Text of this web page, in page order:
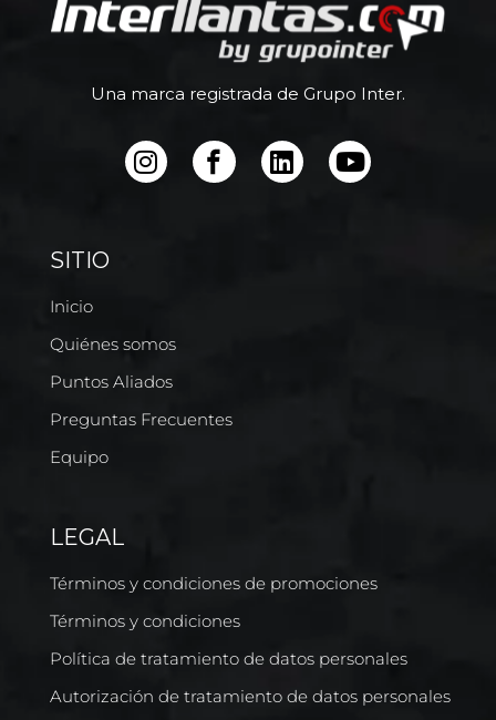
Una marca registrada de Grupo Inter.
SITIO
Inicio
Quiénes somos
Puntos Aliados
Preguntas Frecuentes
Equipo
LEGAL
Términos y condiciones de promociones
Términos y condiciones
Política de tratamiento de datos personales
Autorización de tratamiento de datos personales